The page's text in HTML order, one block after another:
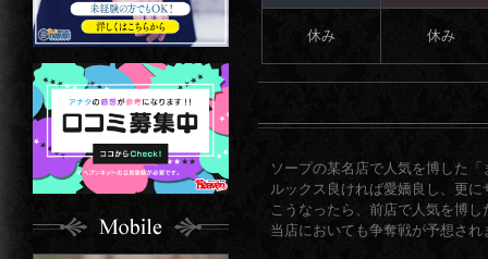
休み 休み
ソープの某名店で人気を博した
ルックス良ければ愛嬌良し、更
こうなったら、前店で人気を博
当店においても争奪戦が予想さ